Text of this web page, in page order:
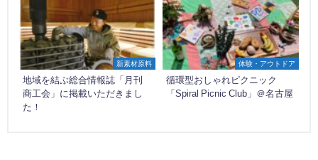
新素材原料
地域を結ぶ総合情報誌「月刊
商工会」に掲載いただきまし
た！
体験・アウトドア
循環型おしゃれピクニック
「Spiral Picnic Club」＠名古屋